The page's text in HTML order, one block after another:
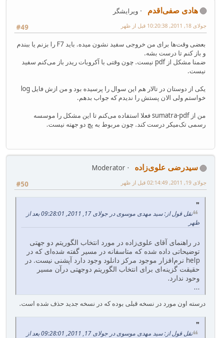
هادی صفی‌اقدم
ویرایشگر
#49
جولای 18, 2011, 10:20:38 قبل از ظهر
بعضی وقت‌ها برای من خروجی سفید نشون میده. باید F7 را بزنم یا ببندم
و باز کنم تا درست بشه.
ضمنا مشکل از pdf نیست. چون وقتی با آکروبات ریدر باز می‌کنم سفید
نیست.
یکی از دوستان در تالار هم این سوال را پرسیده بود و من ازش فایل log
خواستم ولی الان پستش را ندیدم که جواب بدهم.
من از sumatra-pdf فعلا استفاده می‌کنم تا این مشکل را موسسه
رسمی تک‌میکر درست کند. چون مربوط به پچ دو جهته نیست.
سیدرضی علوی‌زاده
Moderator
#50
جولای 19, 2011, 02:14:49 قبل از ظهر
نقل قول از: سید مهدی موسوی در جولای 17, 2011, 09:28:01 بعد از
ظهر
در راهنمای آقای علوی‌زاده در مورد انتخاب الگوریتم دو جهتی
توضیحاتی داده شده که متاسفانه در مسیر گفته شده‌ای که در
help نرم‌افزار موجود مرکز دانلود وجود دارد آپشنی نیست. در
حقیقت گزینه‌ای برای انتخاب الگوریتم دوجهتی درآن مسیر
وحود ندارد.
...
درسته اون مورد در نسخه قبلی بوده که در نسخه جدید حذف شده است.
نقل قول از: سید مهدی موسوی در جولای 17, 2011, 09:28:01 بعد از